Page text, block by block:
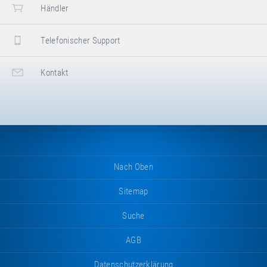
Händler
Telefonischer Support
Kontakt
Nach Oben
Sitemap
Suche
AGB
Datenschutzerklärung